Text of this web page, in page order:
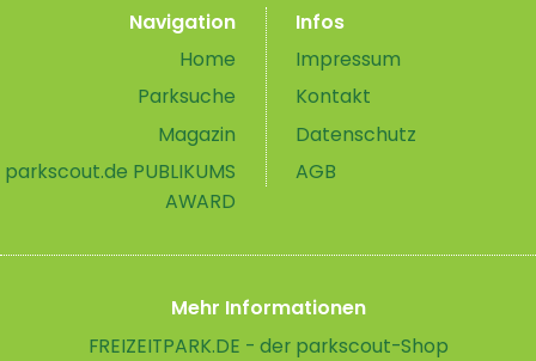
Navigation
Home
Parksuche
Magazin
parkscout.de PUBLIKUMS
AWARD
Infos
Impressum
Kontakt
Datenschutz
AGB
Mehr Informationen
FREIZEITPARK.DE - der parkscout-Shop